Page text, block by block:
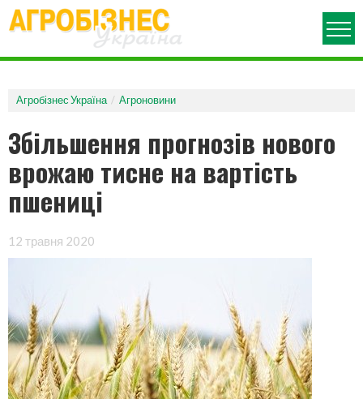
ПРО ЖУРНАЛ
АРХІВ НОМЕРІВ
РУБРИКИ
АГРОВИСТАВКИ
АГРОПОЛІТИКА
ДЕНЬ ПОЛЯ
ОГЛЯД РИНКУ
АГРОКОНФЕРЕНЦІЯ
ЗЕРНОВІ ТЕХНОЛОГІЇ
ПОРАДИ ЮРИСТА
АГРОБІЗНЕС
Агробізнес Україна Агроновини
Збільшення прогнозів нового
врожаю тисне на вартість
пшениці
12 травня 2020